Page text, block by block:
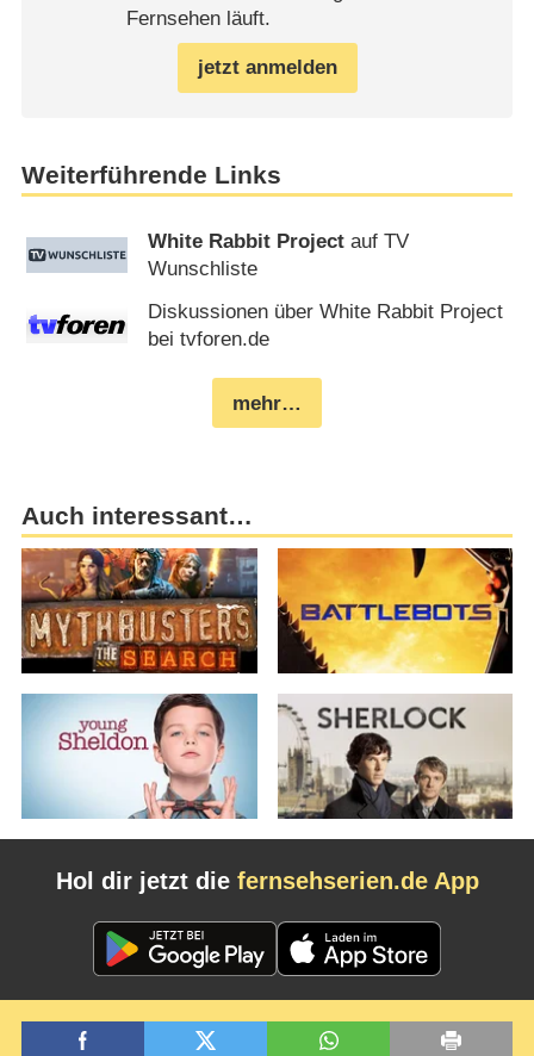
Fernsehen läuft.
jetzt anmelden
Weiterführende Links
White Rabbit Project auf TV
Wunschliste
Diskussionen über White Rabbit Project
bei tvforen.de
mehr…
Auch interessant…
Hol dir jetzt die fernsehserien.de App